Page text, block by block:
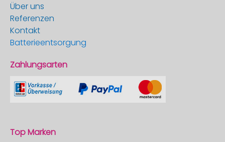
Über uns
Referenzen
Kontakt
Batterieentsorgung
Zahlungsarten
Top Marken